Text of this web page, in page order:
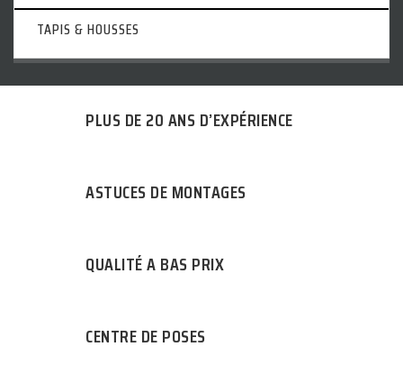
TAPIS & HOUSSES
PLUS DE 20 ANS D’EXPÉRIENCE
ASTUCES DE MONTAGES
QUALITÉ A BAS PRIX
CENTRE DE POSES